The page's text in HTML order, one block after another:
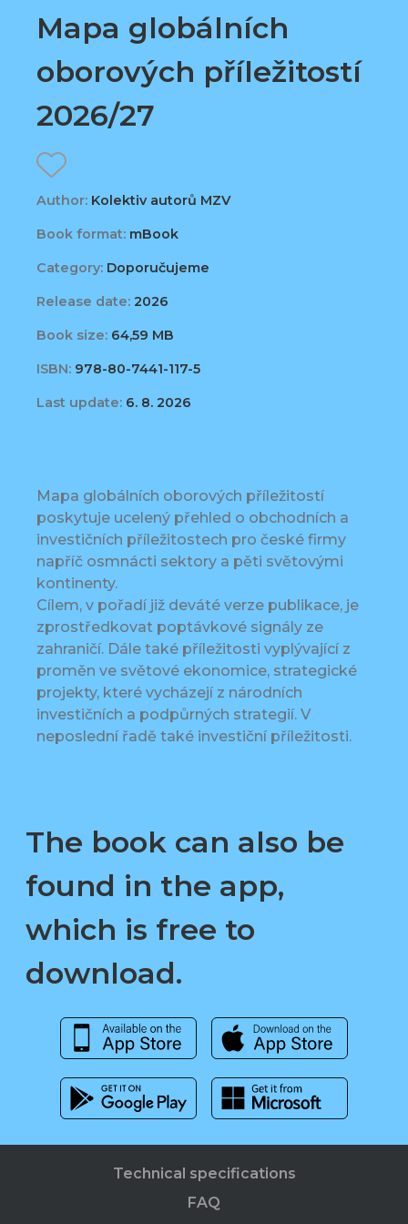
Mapa globálních
oborových příležitostí
2026/27
Author: Kolektiv autorů MZV
Book format: mBook
Category: Doporučujeme
Release date: 2026
Book size: 64,59 MB
ISBN: 978-80-7441-117-5
Last update: 6. 8. 2026
Mapa globálních oborových příležitostí
poskytuje ucelený přehled o obchodních a
investičních příležitostech pro české firmy
napříč osmnácti sektory a pěti světovými
kontinenty.
Cílem, v pořadí již deváté verze publikace, je
zprostředkovat poptávkové signály ze
zahraničí. Dále také příležitosti vyplývající z
proměn ve světové ekonomice, strategické
projekty, které vycházejí z národních
investičních a podpůrných strategií. V
neposlední řadě také investiční příležitosti.
The book can also be
found in the app,
which is free to
download.
Technical specifications
FAQ